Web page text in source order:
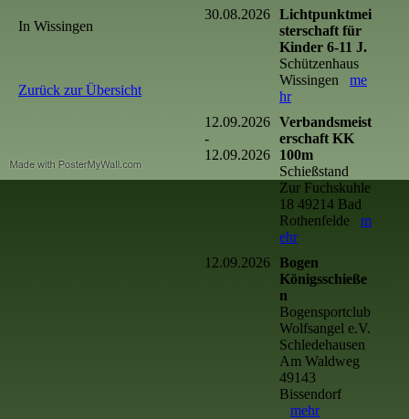
In Wissingen
Zurück zur Übersicht
30.08.2026 Lichtpunktmei
sterschaft für
Kinder 6-11 J.
Schützenhaus
Wissingen me
hr
12.09.2026
-
12.09.2026
Verbandsmeist
erschaft KK
100m
Schießstand
Zur Fuchskuhle
18 49214 Bad
Rothenfelde m
ehr
12.09.2026 Bogen
Königsschieße
n
Bogensportclub
Wolfsangel e.V.
Schledehausen
Am Waldweg
49143
Bissendorf
mehr